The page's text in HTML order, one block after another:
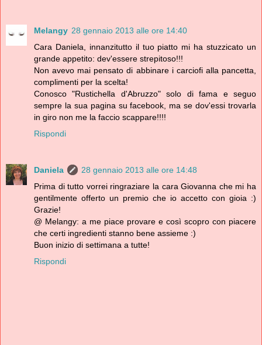
Melangy 28 gennaio 2013 alle ore 14:40
Cara Daniela, innanzitutto il tuo piatto mi ha stuzzicato un
grande appetito: dev'essere strepitoso!!!
Non avevo mai pensato di abbinare i carciofi alla pancetta,
complimenti per la scelta!
Conosco "Rustichella d'Abruzzo" solo di fama e seguo
sempre la sua pagina su facebook, ma se dov'essi trovarla
in giro non me la faccio scappare!!!!
Rispondi
Daniela
28 gennaio 2013 alle ore 14:48
Prima di tutto vorrei ringraziare la cara Giovanna che mi ha
gentilmente offerto un premio che io accetto con gioia :)
Grazie!
@ Melangy: a me piace provare e così scopro con piacere
che certi ingredienti stanno bene assieme :)
Buon inizio di settimana a tutte!
Rispondi